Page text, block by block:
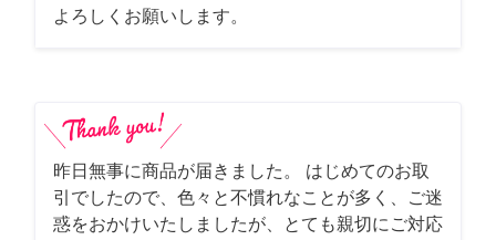
よろしくお願いします。
昨日無事に商品が届きました。 はじめてのお取
引でしたので、色々と不慣れなことが多く、ご迷
惑をおかけいたしましたが、とても親切にご対応